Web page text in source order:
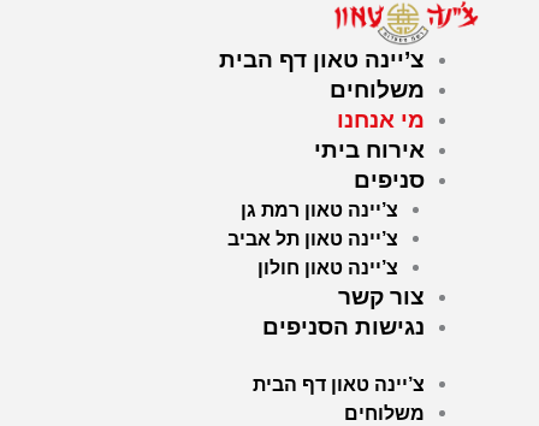
צ’יינה טאון דף הבית
משלוחים
מי אנחנו
אירוח ביתי
סניפים
צ’יינה טאון רמת גן
צ’יינה טאון תל אביב
צ’יינה טאון חולון
צור קשר
נגישות הסניפים
צ’יינה טאון דף הבית
משלוחים